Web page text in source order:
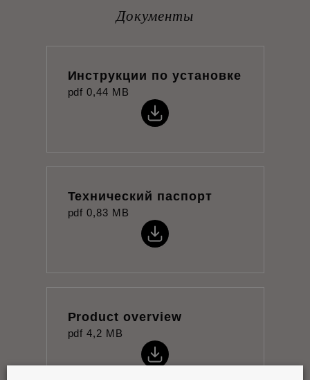
Документы
Инструкции по установке
pdf 0,44 MB
Технический паспорт
pdf 0,83 MB
Product overview
pdf 4,2 MB